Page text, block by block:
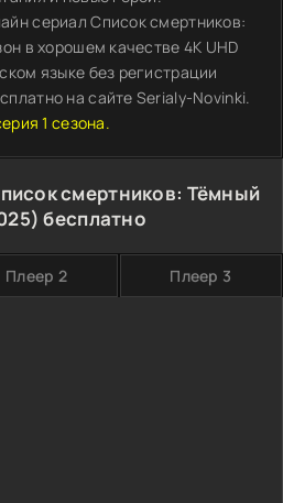
сериал Список смертников:
в хорошем качестве 4K UHD
языке без регистрации
на сайте Serialy-Novinki.
1 сезона.
смертников: Тёмный
бесплатно
Плеер 2 Плеер 3